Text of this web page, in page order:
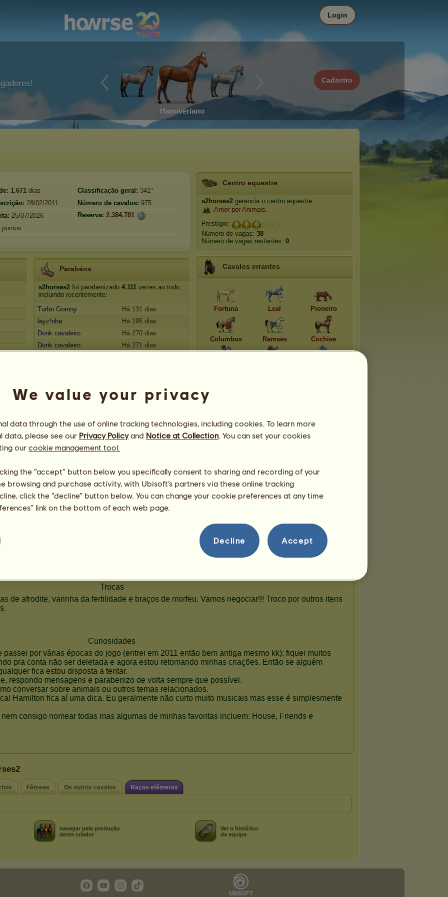
Hanoveriano
Cadastro
Login
1.671 dias Classificação geral: 341º
28/02/2011 Número de cavalos: 975
25/07/2026 Reserva: 2.384.781
pontos
Parabéns
s2horses2 foi parabenizado 4.111 vezes ao todo,
incluindo recentemente:
Turbo Granny
Há 131 dias
layz!nha
Há 195 dias
Donk cavaleiro
Há 270 dias
Donk cavaleiro
Há 271 dias
91
Centro equestre
s2horses2 gerencia o centro equestre
Amor por Animais.
Prestígio:
Número de vagas: 38
Número de vagas restantes: 0
Cavalos errantes
Fortuna Leal Pioneiro
Columbus Ramses Cochise
Fêmeas Os outros cavalos Raças efêmeras
navegar pela produção
deste criador
Ver o histórico
da equipe
We value your privacy
data through the use of online tracking technologies, including cookies. To learn more
data, please see our Privacy Policyand Notice at Collection. You can set your cookies
our cookie management tool.
the “accept” button below you specifically consent to sharing and recording of your
browsing and purchase activity, with Ubisoft’s partners via these online tracking
click the “decline” button below. You can change your cookie preferences at any time
link on the bottom of each web page.
Decline Accept